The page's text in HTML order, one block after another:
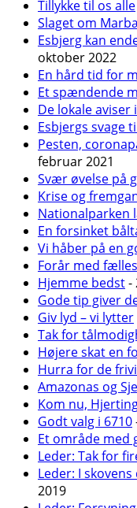
Tillykke til os alle
Slaget om
Esbjerg kan
oktober 2022
En hård tid for
Et spændende
De lokale
Esbjergs svage
Pesten,
februar 2021
Svær øvelse på
Krise og
Nationalparken
En forsinket
Vi håber på en
Forår med
Hjemme bedst-
Gode tip giver
Giv lyd – vi lytter
Tak for
Højere skat en
Hurra for de
Amazonas og
Kom nu,
Godt valg i 6710
Et område med
Leder: Tak for
Leder: I
2019